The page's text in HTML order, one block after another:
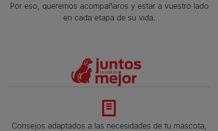
Por eso, queremos acompañaros y estar a vuestro lado
en cada etapa de su vida.​
Consejos adaptados a las necesidades de tu mascota,